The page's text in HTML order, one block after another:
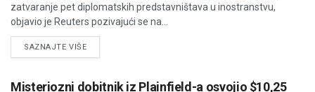
zatvaranje pet diplomatskih predstavništava u inostranstvu,
objavio je Reuters pozivajući se na...
SAZNAJTE VIŠEDETAILS
Misteriozni dobitnik iz Plainfield-a osvojio $10,25